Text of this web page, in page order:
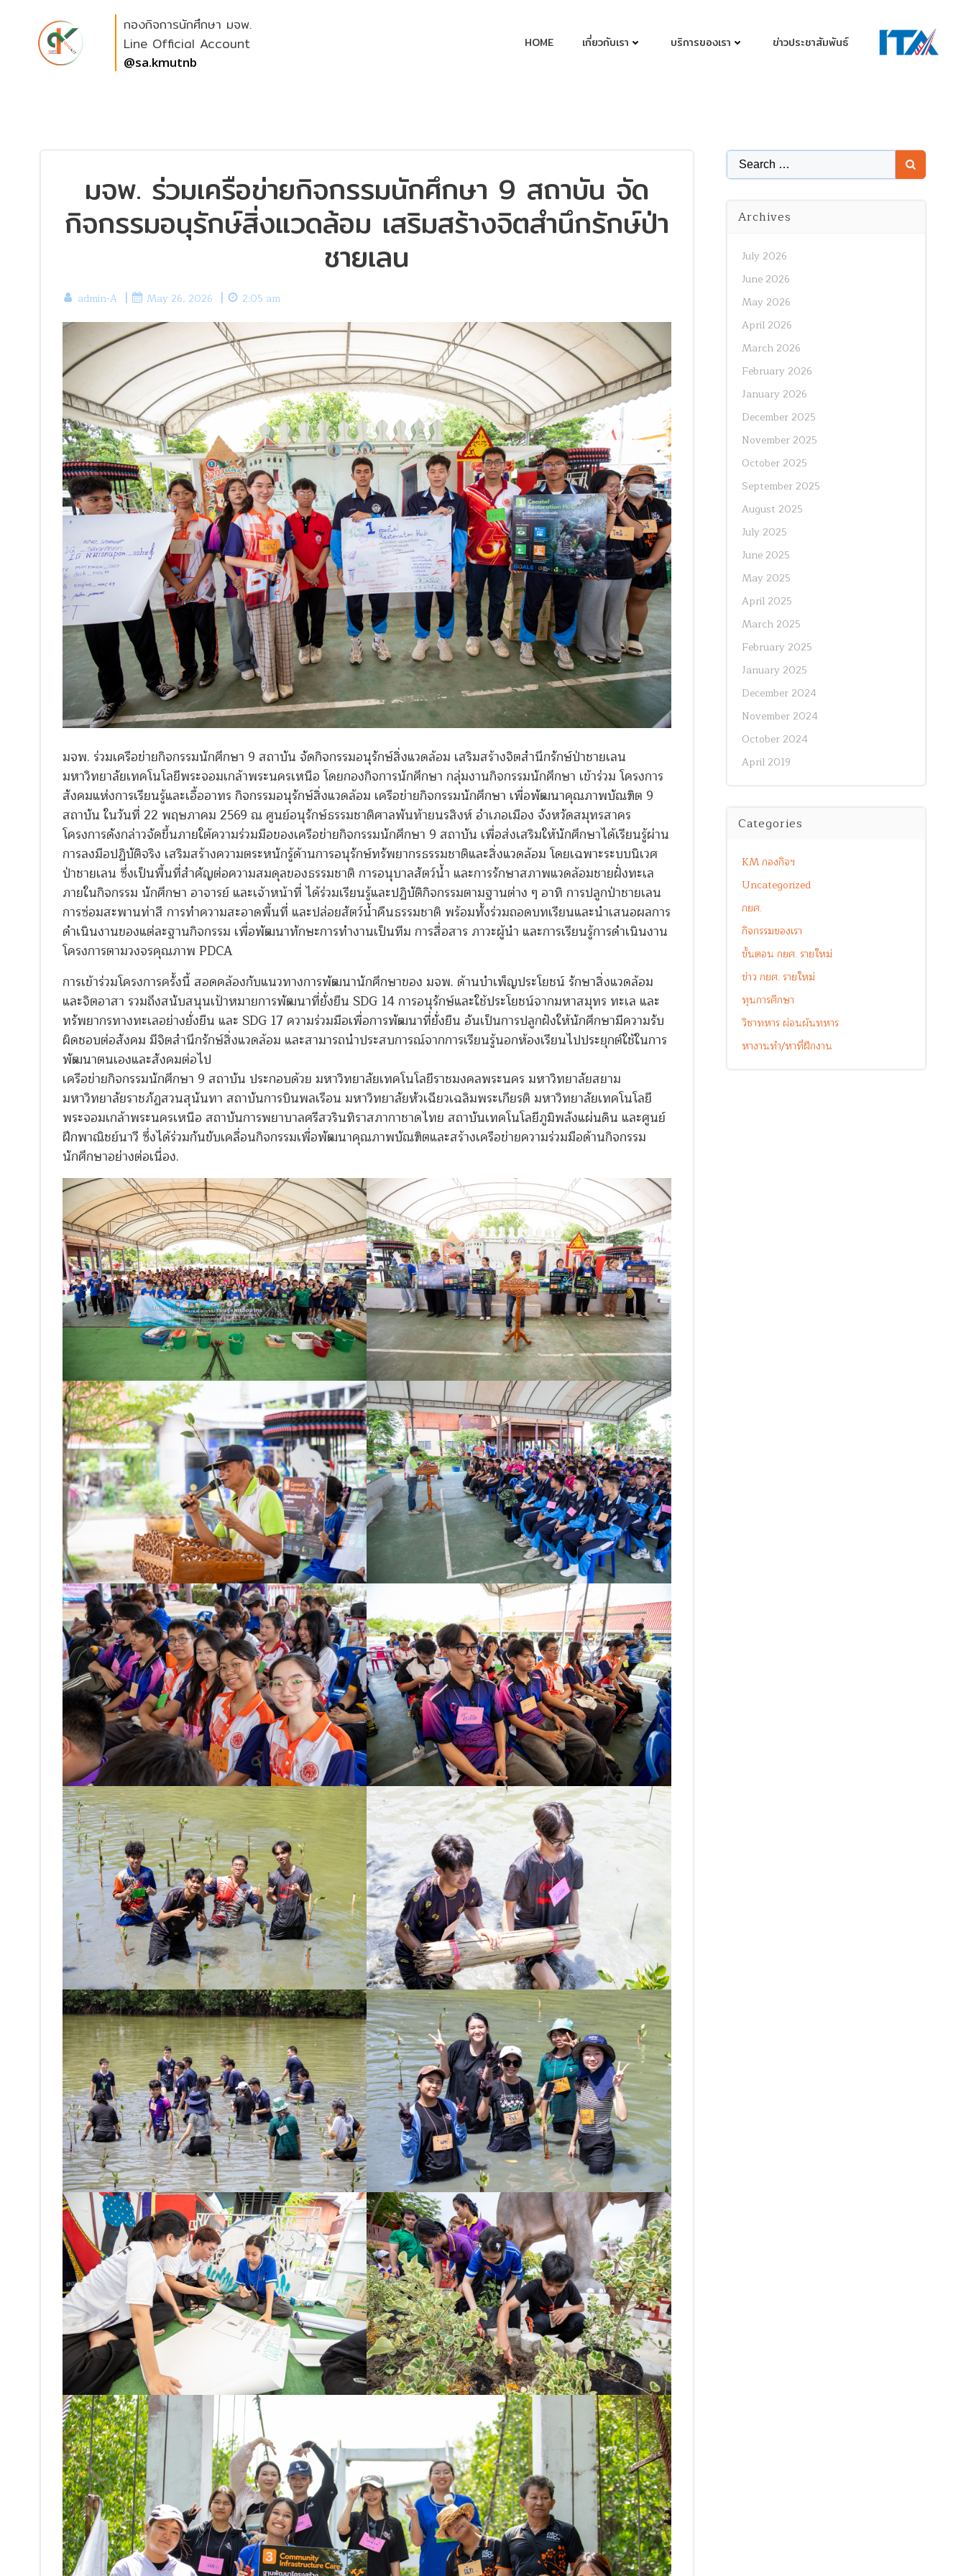
content
กองกิจการนักศึกษา มจพ.
Line Official Account
@sa.kmutnb
HOME เกี่ยวกับเรา บริการของเรา ข่าวประชาสัมพันธ์
มจพ. ร่วมเครือข่ายกิจกรรมนักศึกษา 9 สถาบัน จัด
กิจกรรมอนุรักษ์สิ่งแวดล้อม เสริมสร้างจิตสำนึกรักษ์ป่า
ชายเลน
admin-A | May 26, 2026 | 2:05 am
มจพ. ร่วมเครือข่ายกิจกรรมนักศึกษา 9 สถาบัน จัดกิจกรรมอนุรักษ์สิ่งแวดล้อม เสริมสร้างจิตสำนึกรักษ์ป่าชายเลน
มหาวิทยาลัยเทคโนโลยีพระจอมเกล้าพระนครเหนือ โดยกองกิจการนักศึกษา กลุ่มงานกิจกรรมนักศึกษา เข้าร่วม โครงการ
สังคมแห่งการเรียนรู้และเอื้ออาทร กิจกรรมอนุรักษ์สิ่งแวดล้อม เครือข่ายกิจกรรมนักศึกษา เพื่อพัฒนาคุณภาพบัณฑิต 9
สถาบัน ในวันที่ 22 พฤษภาคม 2569 ณ ศูนย์อนุรักษ์ธรรมชาติศาลพันท้ายนรสิงห์ อำเภอเมือง จังหวัดสมุทรสาคร
โครงการดังกล่าวจัดขึ้นภายใต้ความร่วมมือของเครือข่ายกิจกรรมนักศึกษา 9 สถาบัน เพื่อส่งเสริมให้นักศึกษาได้เรียนรู้ผ่าน
การลงมือปฏิบัติจริง เสริมสร้างความตระหนักรู้ด้านการอนุรักษ์ทรัพยากรธรรมชาติและสิ่งแวดล้อม โดยเฉพาะระบบนิเวศ
ป่าชายเลน ซึ่งเป็นพื้นที่สำคัญต่อความสมดุลของธรรมชาติ การอนุบาลสัตว์น้ำ และการรักษาสภาพแวดล้อมชายฝั่งทะเล
ภายในกิจกรรม นักศึกษา อาจารย์ และเจ้าหน้าที่ ได้ร่วมเรียนรู้และปฏิบัติกิจกรรมตามฐานต่าง ๆ อาทิ การปลูกป่าชายเลน
การซ่อมสะพานท่าสี การทำความสะอาดพื้นที่ และปล่อยสัตว์น้ำคืนธรรมชาติ พร้อมทั้งร่วมถอดบทเรียนและนำเสนอผลการ
ดำเนินงานของแต่ละฐานกิจกรรม เพื่อพัฒนาทักษะการทำงานเป็นทีม การสื่อสาร ภาวะผู้นำ และการเรียนรู้การดำเนินงาน
โครงการตามวงจรคุณภาพ PDCA
การเข้าร่วมโครงการครั้งนี้ สอดคล้องกับแนวทางการพัฒนานักศึกษาของ มจพ. ด้านบำเพ็ญประโยชน์ รักษาสิ่งแวดล้อม
และจิตอาสา รวมถึงสนับสนุนเป้าหมายการพัฒนาที่ยั่งยืน SDG 14 การอนุรักษ์และใช้ประโยชน์จากมหาสมุทร ทะเล และ
ทรัพยากรทางทะเลอย่างยั่งยืน และ SDG 17 ความร่วมมือเพื่อการพัฒนาที่ยั่งยืน อันเป็นการปลูกฝังให้นักศึกษามีความรับ
ผิดชอบต่อสังคม มีจิตสำนึกรักษ์สิ่งแวดล้อม และสามารถนำประสบการณ์จากการเรียนรู้นอกห้องเรียนไปประยุกต์ใช้ในการ
พัฒนาตนเองและสังคมต่อไป
เครือข่ายกิจกรรมนักศึกษา 9 สถาบัน ประกอบด้วย มหาวิทยาลัยเทคโนโลยีราชมงคลพระนคร มหาวิทยาลัยสยาม
มหาวิทยาลัยราชภัฏสวนสุนันทา สถาบันการบินพลเรือน มหาวิทยาลัยหัวเฉียวเฉลิมพระเกียรติ มหาวิทยาลัยเทคโนโลยี
พระจอมเกล้าพระนครเหนือ สถาบันการพยาบาลศรีสวรินทิราสภากาชาดไทย สถาบันเทคโนโลยีภูมิพลังแผ่นดิน และศูนย์
ฝึกพาณิชย์นาวี ซึ่งได้ร่วมกันขับเคลื่อนกิจกรรมเพื่อพัฒนาคุณภาพบัณฑิตและสร้างเครือข่ายความร่วมมือด้านกิจกรรม
นักศึกษาอย่างต่อเนื่อง.
Search
for:
Archives
July 2026
June 2026
May 2026
April 2026
March 2026
February 2026
January 2026
December 2025
November 2025
October 2025
September 2025
August 2025
July 2025
June 2025
May 2025
April 2025
March 2025
February 2025
January 2025
December 2024
November 2024
October 2024
April 2019
Categories
KM กองกิจฯ
Uncategorized
กยศ.
กิจกรรมของเรา
ขั้นตอน กยศ. รายใหม่
ข่าว กยศ. รายใหม่
ทุนการศึกษา
วิชาทหาร ผ่อนผันทหาร
หางานทำ/หาที่ฝึกงาน